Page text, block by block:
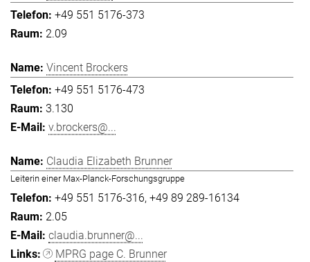
+49 551 5176-373
2.09
Vincent Brockers
+49 551 5176-473
3.130
v.brockers@...
Claudia Elizabeth Brunner
Leiterin einer Max-Planck-Forschungsgruppe
+49 551 5176-316 +49 89 289-16134
2.05
claudia.brunner@...
MPRG page C. Brunner